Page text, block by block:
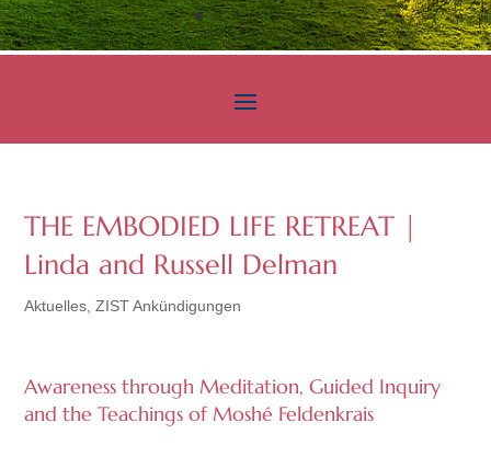
THE EMBODIED LIFE RETREAT |
Linda and Russell Delman
Aktuelles ,ZIST Ankündigungen
Awareness through Meditation, Guided Inquiry
and the Teachings of Moshé Feldenkrais